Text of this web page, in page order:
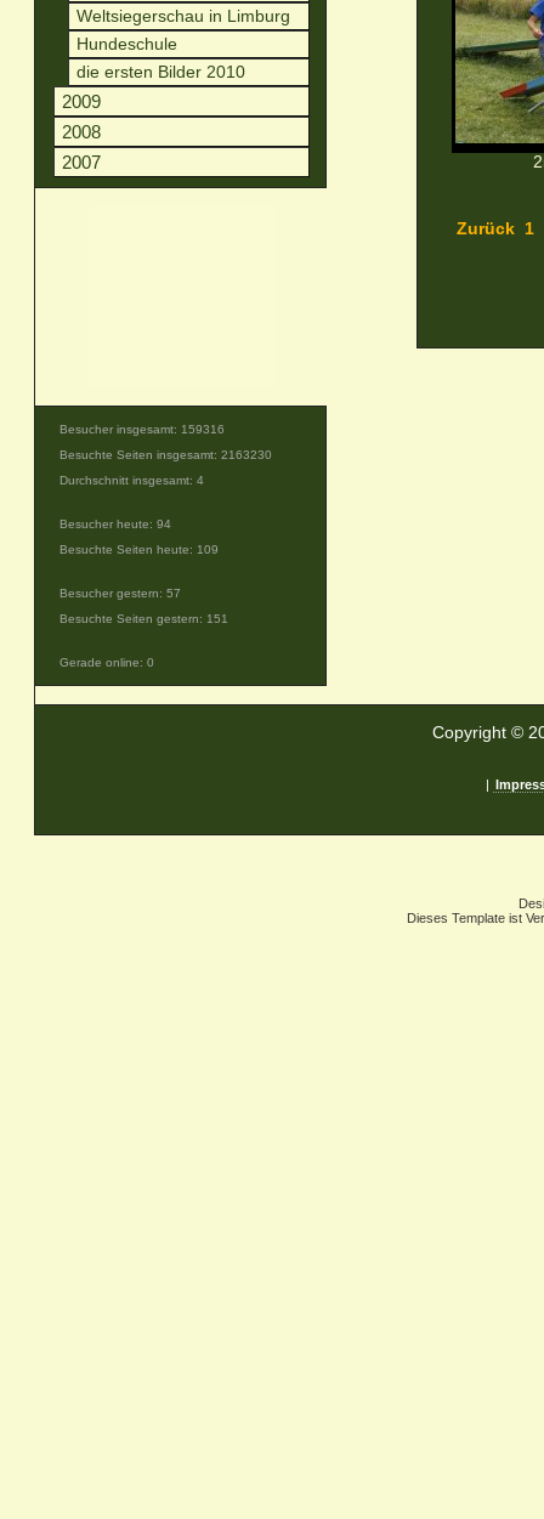
Zurück 1
Weltsiegerschau in Limburg
Hundeschule
die ersten Bilder 2010
2009
2008
2007
Besucher insgesamt: 159316
Besuchte Seiten insgesamt: 2163230
Durchschnitt insgesamt: 4
Besucher heute: 94
Besuchte Seiten heute: 109
Besucher gestern: 57
Besuchte Seiten gestern: 151
Gerade online: 0
Copyright ©
|
Dieses Template ist